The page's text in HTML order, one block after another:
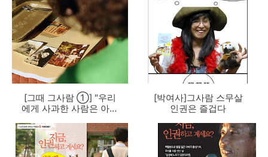
[그때 그사람 ①] "우리
에게 사과한 사람은 아무
[박여사]그사람 스무살
인권은 즐겁다